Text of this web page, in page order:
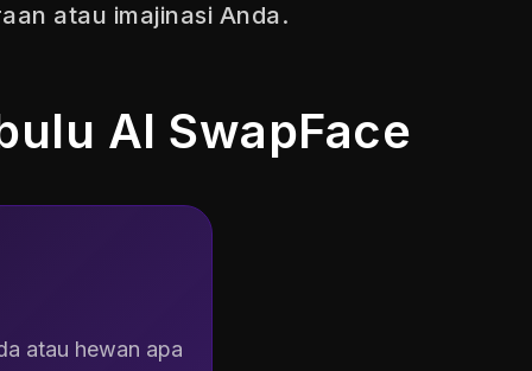
atau imajinasi Anda.
AI SwapFace
atau hewan apa